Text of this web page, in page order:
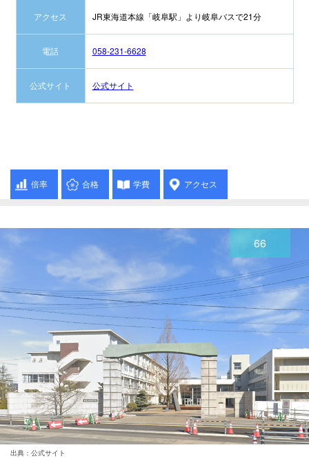
アクセス JR東海道本線「岐阜駅」より岐阜バスで21分
電話 058-231-6628
公式サイト 公式サイト
倍率 合格 学費 アクセス
66
出典：公式サイト